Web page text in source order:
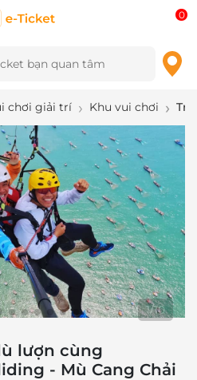
0
chơi giải trí Khu vui chơi
1/10
lượn cùng
- Mù Cang Chải